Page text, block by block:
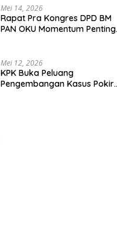
Mei 14, 2026
Rapat Pra Kongres DPD BM
PAN OKU Momentum Penting
Mei 12, 2026
KPK Buka Peluang
Pengembangan Kasus Pokir